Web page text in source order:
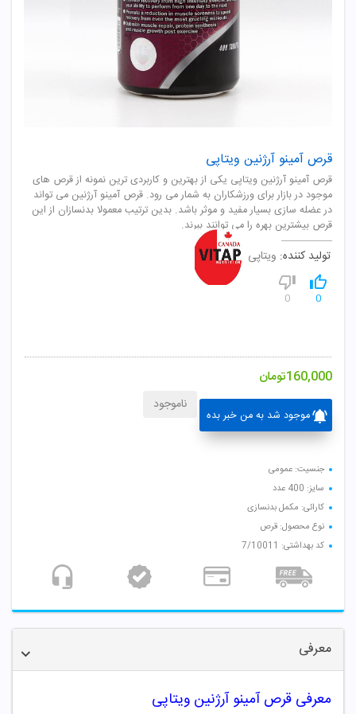
قرص آمینو آرژنین ویتاپی
قرص آمینو آرژنین ویتاپی یکی از بهترین و کاربردی ترین نمونه از قرص های
موجود در بازار برای ورزشکاران به شمار می رود. قرص آمینو آرژنین می تواند
در عضله سازی بسیار مفید و موثر باشد. بدین ترتیب معمولا بدنسازان از این
قرص بیشترین بهره را می توانند ببرند.
تولید کننده: ویتاپی
0
0
160,000تومان
موجود شد به من خبر بده
ناموجود
جنسیت: عمومی
سایز: 400 عدد
کارائی: مکمل بدنسازی
نوع محصول: قرص
کد بهداشتی: 7/10011
معرفی
معرفی قرص آمینو آرژنین ویتاپی